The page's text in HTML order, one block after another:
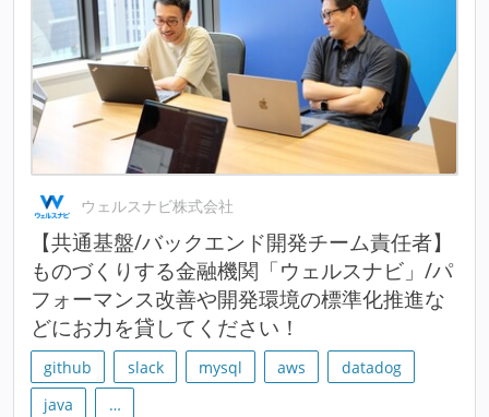
ウェルスナビ株式会社
【共通基盤/バックエンド開発チーム責任者】
ものづくりする金融機関「ウェルスナビ」/パ
フォーマンス改善や開発環境の標準化推進な
どにお力を貸してください！
github slack mysql aws
datadog
java
…